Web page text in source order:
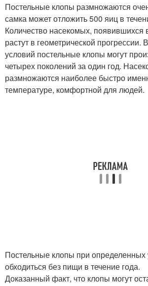
Постельные клопы размножаются
самка может отложить 500 яиц в
Количество насекомых, появившихся
растут в геометрической прогрессии.
условий постельные клопы могут
четырех поколений за один год.
размножаются наиболее быстро
температуре, комфортной для людей.
Постельные клопы при определенных
обходиться без пищи в течение года.
Доказанный факт, что клопы могут